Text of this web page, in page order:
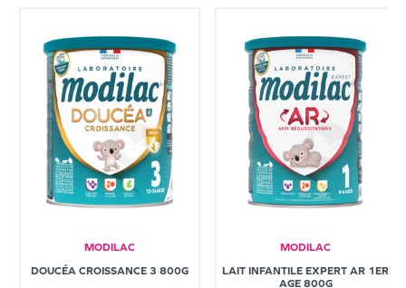
MODILAC
DOUCÉA CROISSANCE 3 800G
MODILAC
LAIT INFANTILE EXPERT AR 1ER
AGE 800G